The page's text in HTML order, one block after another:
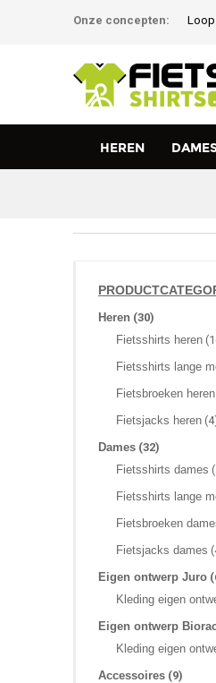
Onze concepten:
HEREN
TERUG NAAR
Heren (30)
Fietsshirts heren
Fietsshirts lange
Fietsbroeken heren
Fietsjacks heren
Dames (32)
Fietsshirts dames
Fietsshirts lange
Fietsbroeken
Fietsjacks dames
Eigen ontwerp Juro
Kleding eigen
Eigen ontwerp
Kleding eigen
Accessoires (9)